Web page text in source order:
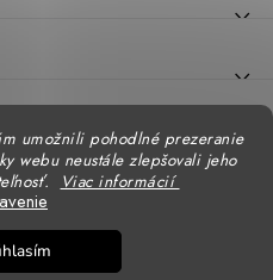
umožnili pohodlné prezeranie
webu neustále zlepšovali jeho
Viac informácií